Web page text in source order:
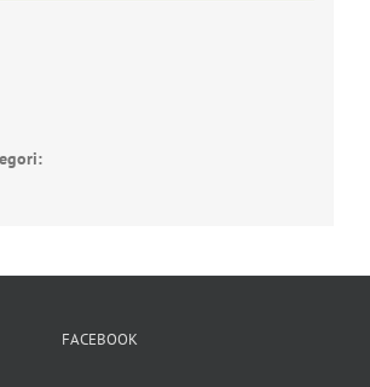
FACEBOOK